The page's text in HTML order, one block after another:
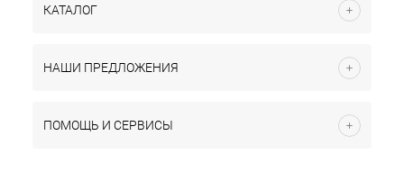
КАТАЛОГ
НАШИ ПРЕДЛОЖЕНИЯ
ПОМОЩЬ И СЕРВИСЫ